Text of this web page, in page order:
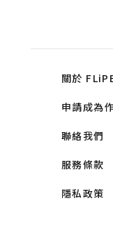
關於
申請成為
聯絡我們
服務條款
隱私政策